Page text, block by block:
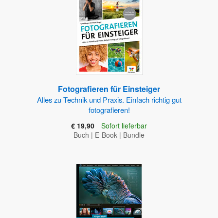
Fotografieren für Einsteiger
Alles zu Technik und Praxis. Einfach richtig gut
fotografieren!
€ 19,90
Sofort lieferbar
Buch | E-Book | Bundle